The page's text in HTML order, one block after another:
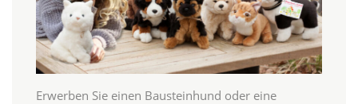
Erwerben Sie einen Bausteinhund oder eine